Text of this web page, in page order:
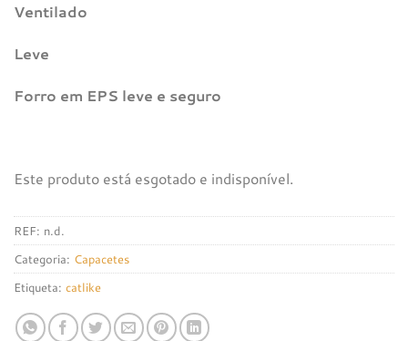
Ventilado
Leve
Forro em EPS leve e seguro
Este produto está esgotado e indisponível.
REF: n.d.
Categoria: Capacetes
Etiqueta: catlike